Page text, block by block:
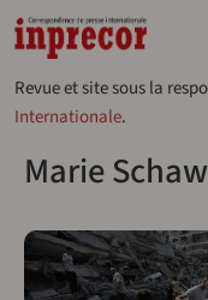
Aller au contenu principal
Revue et site sous la
Internationale.
Marie